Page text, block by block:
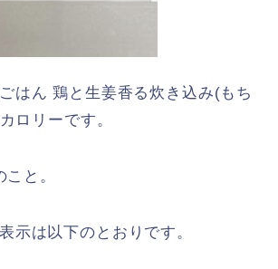
はん 鶏と生姜香る炊き込み(もち
ロリーです。
と。
示は以下のとおりです。